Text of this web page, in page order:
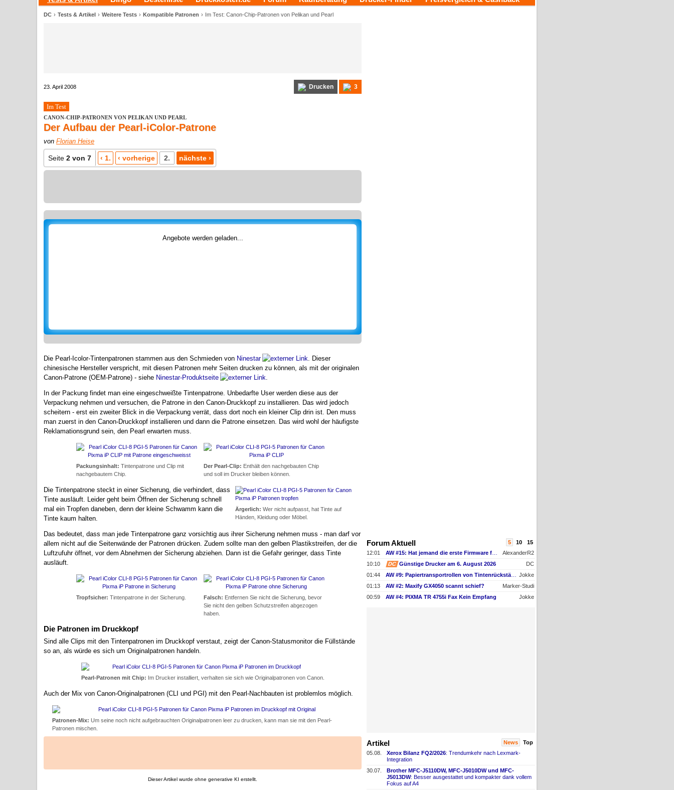
DC Tests & Artikel Weitere Tests Kompatible Patronen Im Test: Canon-Chip-Patronen von Pelikan und Pearl
23. April 2008 Drucken 3
Im Test
CANON-CHIP-PATRONEN VON PELIKAN UND PEARL
Der Aufbau der Pearl-iColor-Patrone
von Florian Heise
Seite 2 von 7 ‹ 1. ‹ vorherige 2. nächste ›
Angebote werden geladen...
Die Pearl-Icolor-Tintenpatronen stammen aus den Schmieden von Ninestar
. Dieser
chinesische Hersteller verspricht, mit diesen Patronen mehr Seiten drucken zu können, als mit der originalen
Canon-Patrone (OEM-Patrone) - siehe Ninestar-Produktseite .
In der Packung findet man eine eingeschweißte Tintenpatrone. Unbedarfte User werden diese aus der
Verpackung nehmen und versuchen, die Patrone in den Canon-Druckkopf zu installieren. Das wird jedoch
scheitern - erst ein zweiter Blick in die Verpackung verrät, dass dort noch ein kleiner Clip drin ist. Den muss
man zuerst in den Canon-Druckkopf installieren und dann die Patrone einsetzen. Das wird wohl der häufigste
Reklamationsgrund sein, den Pearl erwarten muss.
Packungsinhalt: Tintenpatrone und Clip mit
nachgebautem Chip.
Der Pearl-Clip: Enthält den nachgebauten Chip
und soll im Drucker bleiben können.
Ärgerlich: Wer nicht aufpasst, hat Tinte auf
Händen, Kleidung oder Möbel.
Die Tintenpatrone steckt in einer Sicherung, die verhindert, dass
Tinte ausläuft. Leider geht beim Öffnen der Sicherung schnell
mal ein Tropfen daneben, denn der kleine Schwamm kann die
Tinte kaum halten.
Das bedeutet, dass man jede Tintenpatrone ganz vorsichtig aus ihrer Sicherung nehmen muss - man darf vor
allem nicht auf die Seitenwände der Patronen drücken. Zudem sollte man den gelben Plastikstreifen, der die
Luftzufuhr öffnet, vor dem Abnehmen der Sicherung abziehen. Dann ist die Gefahr geringer, dass Tinte
ausläuft.
Tropfsicher: Tintenpatrone in der Sicherung. Falsch: Entfernen Sie nicht die Sicherung, bevor
Sie nicht den gelben Schutzstreifen abgezogen
haben.
Die Patronen im Druckkopf
Sind alle Clips mit den Tintenpatronen im Druckkopf verstaut, zeigt der Canon-Statusmonitor die Füllstände
so an, als würde es sich um Originalpatronen handeln.
Pearl-Patronen mit Chip: Im Drucker installiert, verhalten sie sich wie Originalpatronen von Canon.
Auch der Mix von Canon-Originalpatronen (CLI und PGI) mit den Pearl-Nachbauten ist problemlos möglich.
Patronen-Mix: Um seine noch nicht aufgebrauchten Originalpatronen leer zu drucken, kann man sie mit den Pearl-
Patronen mischen.
Dieser Artikel wurde ohne generative KI erstellt.
Forum Aktuell 5 10
15
12:01
AlexanderR2
10:10
DC Günstige Drucker am 6. August 2026
DC
01:44
Jokke
01:13
AW #2: Maxify GX4050 scannt schief?
Marker-Studi
00:59
AW #4: PIXMA TR 4755i Fax Kein Empfang Jokke
Artikel News
Top
05.08.
Xerox Bilanz FQ2/2026: Trendumkehr nach Lexmark-
Integration
30.07.
Brother MFC-​J5110DW, MFC-​J5010DW und MFC-
J5013DW: Besser ausgestattet und kompakter dank vollem
Fokus auf A4